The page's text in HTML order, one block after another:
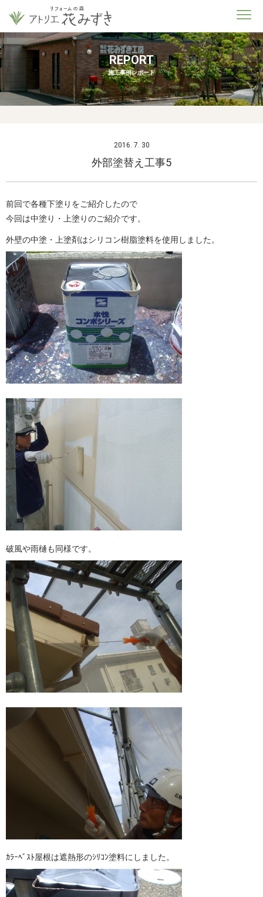
REPORT
施工事例レポート
2016. 7. 30
外部塗替え工事5
前回で各種下塗りをご紹介したので
今回は中塗り・上塗りのご紹介です。
外壁の中塗・上塗剤はシリコン樹脂塗料を使用しました。
破風や雨樋も同様です。
ｶﾗｰﾍﾞｽﾄ屋根は遮熱形のｼﾘｺﾝ塗料にしました。